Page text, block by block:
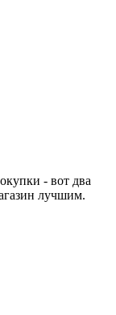
- вот два
лучшим.